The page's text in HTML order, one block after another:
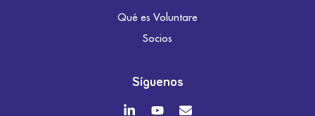
Qué es Voluntare
Socios
Síguenos